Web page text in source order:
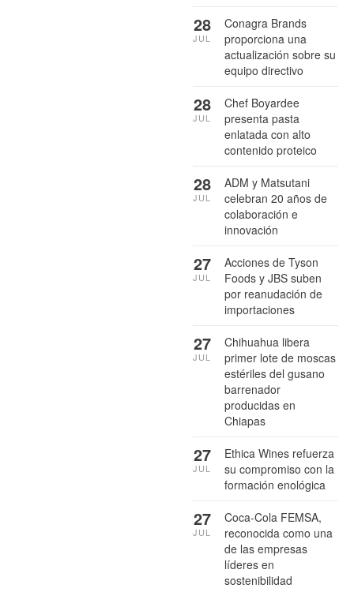
Conagra Brands
proporciona una
actualización sobre su
equipo directivo
28
JUL
Chef Boyardee
presenta pasta
enlatada con alto
contenido proteico
28
JUL
ADM y Matsutani
celebran 20 años de
colaboración e
innovación
28
JUL
Acciones de Tyson
Foods y JBS suben
por reanudación de
importaciones
27
JUL
Chihuahua libera
primer lote de moscas
estériles del gusano
barrenador
producidas en
Chiapas
27
JUL
Ethica Wines refuerza
su compromiso con la
formación enológica
27
JUL
Coca-Cola FEMSA,
reconocida como una
de las empresas
líderes en
sostenibilidad
27
JUL